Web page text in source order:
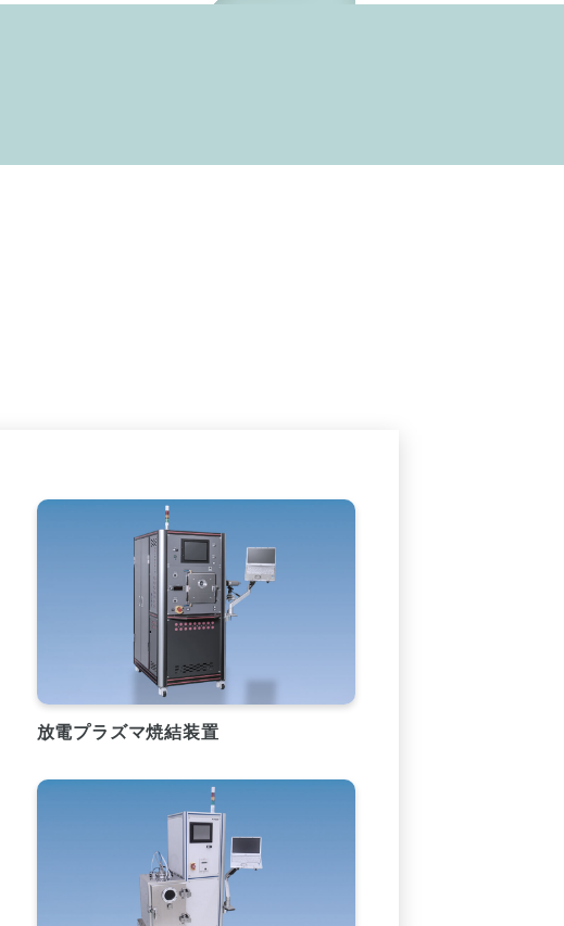
放電プラズマ焼結装置